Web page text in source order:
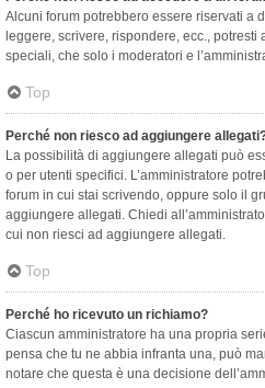
Alcuni forum potrebbero essere riservati a
leggere, scrivere, rispondere, ecc.,
speciali, che solo i moderatori e
Top
Perché non riesco ad aggiungere
La possibilità di aggiungere allegati può
o per utenti specifici. L’amministratore
forum in cui stai scrivendo, oppure solo il
aggiungere allegati. Chiedi
cui non riesci ad aggiungere allegati.
Top
Perché ho ricevuto un richiamo?
Ciascun amministratore ha una propria
pensa che tu ne abbia infranta una, può
notare che questa è una decisione